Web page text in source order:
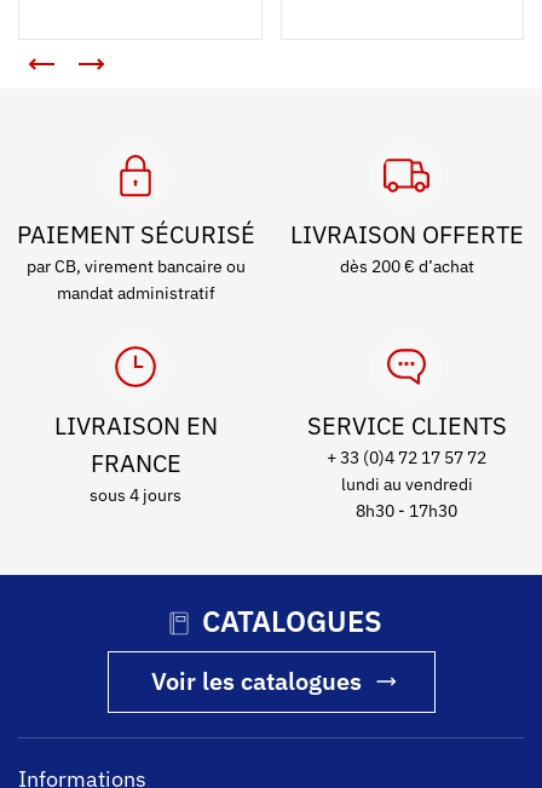
PAIEMENT SÉCURISÉ
par CB, virement bancaire ou
mandat administratif
LIVRAISON OFFERTE
dès 200 € d’achat
LIVRAISON EN
FRANCE
sous 4 jours
SERVICE CLIENTS
+ 33 (0)4 72 17 57 72
lundi au vendredi
8h30 - 17h30
CATALOGUES
Voir les catalogues
Informations